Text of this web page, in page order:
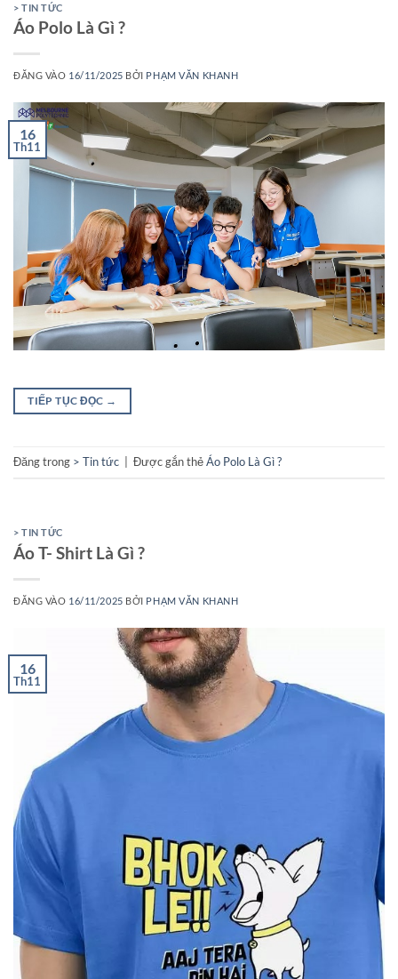
> TIN TỨC
Áo Polo Là Gì ?
ĐĂNG VÀO 16/11/2025 BỞI PHẠM VĂN KHANH
16
Th11
TIẾP TỤC ĐỌC →
Đăng trong > Tin tức Được gắn thẻÁo Polo Là Gì ?
> TIN TỨC
Áo T- Shirt Là Gì ?
ĐĂNG VÀO 16/11/2025 BỞI PHẠM VĂN KHANH
16
Th11